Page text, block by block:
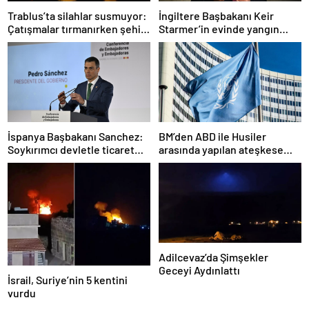
Trablus’ta silahlar susmuyor:
Çatışmalar tırmanırken şehir
alarmda
İngiltere Başbakanı Keir
Starmer’in evinde yangın
çıktı
İspanya Başbakanı Sanchez:
Soykırımcı devletle ticaret
yapmayız
BM’den ABD ile Husiler
arasında yapılan ateşkese
ilişkin değerlendirme
İsrail, Suriye’nin 5 kentini
vurdu
Adilcevaz’da Şimşekler
Geceyi Aydınlattı